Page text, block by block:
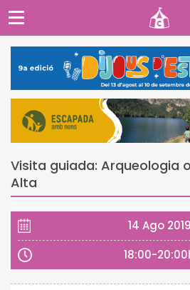
Visita guiada: Arqueologia
Alta
14 Ago 2019
18:00-